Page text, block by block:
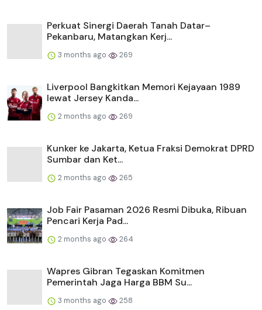
Perkuat Sinergi Daerah Tanah Datar–
Pekanbaru, Matangkan Kerj...
3 months ago 269
Liverpool Bangkitkan Memori Kejayaan 1989
lewat Jersey Kanda...
2 months ago 269
Kunker ke Jakarta, Ketua Fraksi Demokrat DPRD
Sumbar dan Ket...
2 months ago 265
Job Fair Pasaman 2026 Resmi Dibuka, Ribuan
Pencari Kerja Pad...
2 months ago 264
Wapres Gibran Tegaskan Komitmen
Pemerintah Jaga Harga BBM Su...
3 months ago 258